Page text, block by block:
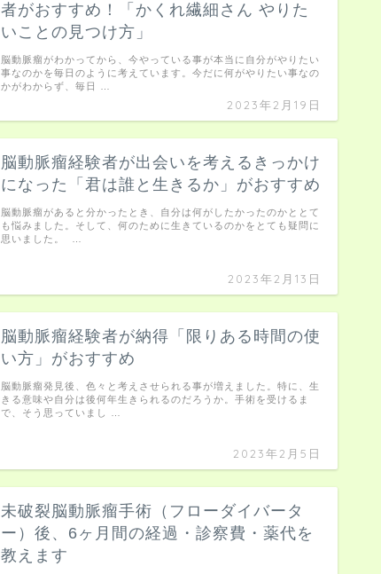
者がおすすめ！「かくれ繊細さん やりた
いことの見つけ方」
2023年2月19日
脳動脈瘤がわかってから、今やっている事が本当に自分がやりたい
事なのかを毎日のように考えています。今だに何がやりたい事なの
かがわからず、毎日 …
脳動脈瘤経験者が出会いを考えるきっかけ
になった「君は誰と生きるか」がおすすめ
2023年2月13日
脳動脈瘤があると分かったとき、自分は何がしたかったのかととて
も悩みました。そして、何のために生きているのかをとても疑問に
思いました。 …
脳動脈瘤経験者が納得「限りある時間の使
い方」がおすすめ
2023年2月5日
脳動脈瘤発見後、色々と考えさせられる事が増えました。特に、生
きる意味や自分は後何年生きられるのだろうか。手術を受けるま
で、そう思っていまし …
未破裂脳動脈瘤手術（フローダイバータ
ー）後、6ヶ月間の経過・診察費・薬代を
教えます